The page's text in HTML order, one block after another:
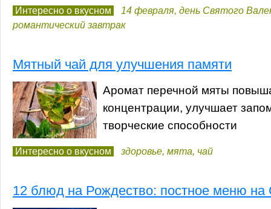
Интересно о вкусном 14 февраля, день Святого
романтический завтрак
Мятный чай для улучшения памяти
Аромат перечной мяты
концентрации, улучшает
творческие способности
Интересно о вкусном здоровье, мята, чай
12 блюд на Рождество: постное меню на